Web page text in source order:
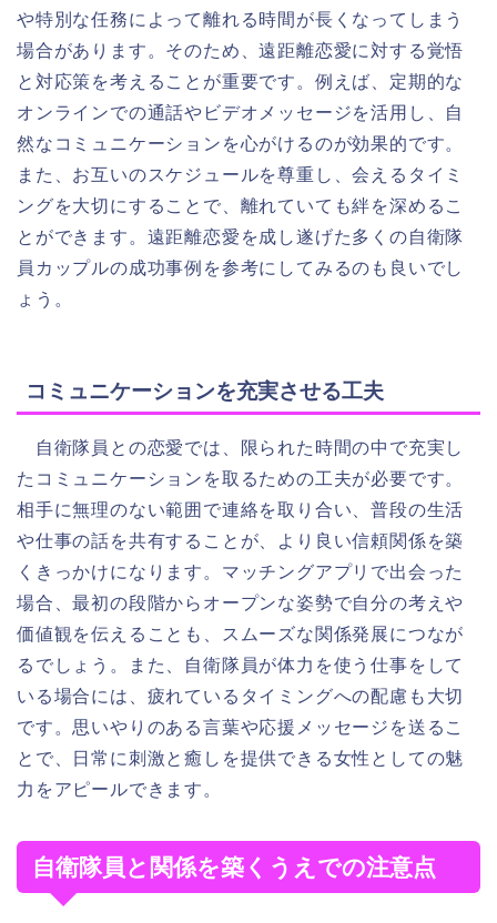
や特別な任務によって離れる時間が長くなってしまう
場合があります。そのため、遠距離恋愛に対する覚悟
と対応策を考えることが重要です。例えば、定期的な
オンラインでの通話やビデオメッセージを活用し、自
然なコミュニケーションを心がけるのが効果的です。
また、お互いのスケジュールを尊重し、会えるタイミ
ングを大切にすることで、離れていても絆を深めるこ
とができます。遠距離恋愛を成し遂げた多くの自衛隊
員カップルの成功事例を参考にしてみるのも良いでし
ょう。
コミュニケーションを充実させる工夫
自衛隊員との恋愛では、限られた時間の中で充実し
たコミュニケーションを取るための工夫が必要です。
相手に無理のない範囲で連絡を取り合い、普段の生活
や仕事の話を共有することが、より良い信頼関係を築
くきっかけになります。マッチングアプリで出会った
場合、最初の段階からオープンな姿勢で自分の考えや
価値観を伝えることも、スムーズな関係発展につなが
るでしょう。また、自衛隊員が体力を使う仕事をして
いる場合には、疲れているタイミングへの配慮も大切
です。思いやりのある言葉や応援メッセージを送るこ
とで、日常に刺激と癒しを提供できる女性としての魅
力をアピールできます。
自衛隊員と関係を築くうえでの注意点